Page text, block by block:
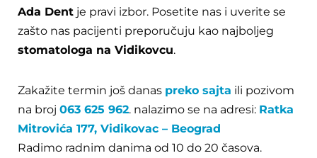
Ada Dent je pravi izbor. Posetite nas i uverite se
zašto nas pacijenti preporučuju kao najboljeg
stomatologa na Vidikovcu.
Zakažite termin još danas preko sajta ili pozivom
na broj 063 625 962. nalazimo se na adresi: Ratka
Mitrovića 177, Vidikovac – Beograd
Radimo radnim danima od 10 do 20 časova.